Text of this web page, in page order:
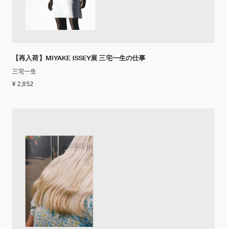
【再入荷】MIYAKE ISSEY展 三宅一生の仕事
三宅一生
¥ 2,852